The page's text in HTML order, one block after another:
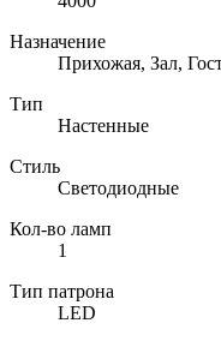
Назначение
Прихожая, Зал,
Тип
Настенные
Стиль
Светодиодные
Кол-во ламп
1
Тип патрона
LED